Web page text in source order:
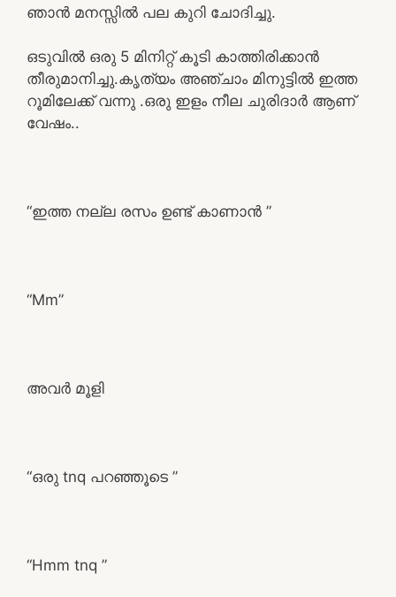
ഞാൻ മനസ്സിൽ പല കുറി ചോദിച്ചു.
ഒടുവിൽ ഒരു 5 മിനിറ്റ് കൂടി കാത്തിരിക്കാൻ
തീരുമാനിച്ചു.കൃത്യം അഞ്ചാം മിനുട്ടിൽ ഇത്ത
റൂമിലേക്ക് വന്നു .ഒരു ഇളം നീല ചുരിദാർ ആണ്
വേഷം..
“ഇത്ത നല്ല രസം ഉണ്ട് കാണാൻ ”
“Mm”
അവർ മൂളി
“ഒരു tnq പറഞ്ഞൂടെ ”
“Hmm tnq ”